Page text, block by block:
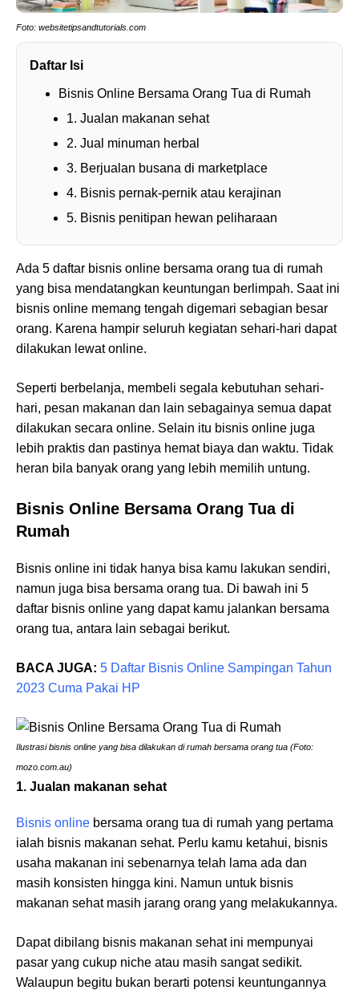
Foto: websitetipsandtutorials.com
Daftar Isi
Bisnis Online Bersama Orang Tua di Rumah
1. Jualan makanan sehat
2. Jual minuman herbal
3. Berjualan busana di marketplace
4. Bisnis pernak-pernik atau kerajinan
5. Bisnis penitipan hewan peliharaan
Ada 5 daftar bisnis online bersama orang tua di rumah
yang bisa mendatangkan keuntungan berlimpah. Saat ini
bisnis online memang tengah digemari sebagian besar
orang. Karena hampir seluruh kegiatan sehari-hari dapat
dilakukan lewat online.
Seperti berbelanja, membeli segala kebutuhan sehari-
hari, pesan makanan dan lain sebagainya semua dapat
dilakukan secara online. Selain itu bisnis online juga
lebih praktis dan pastinya hemat biaya dan waktu. Tidak
heran bila banyak orang yang lebih memilih untung.
Bisnis Online Bersama Orang Tua di
Rumah
Bisnis online ini tidak hanya bisa kamu lakukan sendiri,
namun juga bisa bersama orang tua. Di bawah ini 5
daftar bisnis online yang dapat kamu jalankan bersama
orang tua, antara lain sebagai berikut.
BACA JUGA: 5 Daftar Bisnis Online Sampingan Tahun
2023 Cuma Pakai HP
Ilustrasi bisnis online yang bisa dilakukan di rumah bersama orang tua (Foto:
mozo.com.au)
1. Jualan makanan sehat
Bisnis online bersama orang tua di rumah yang pertama
ialah bisnis makanan sehat. Perlu kamu ketahui, bisnis
usaha makanan ini sebenarnya telah lama ada dan
masih konsisten hingga kini. Namun untuk bisnis
makanan sehat masih jarang orang yang melakukannya.
Dapat dibilang bisnis makanan sehat ini mempunyai
pasar yang cukup niche atau masih sangat sedikit.
Walaupun begitu bukan berarti potensi keuntungannya